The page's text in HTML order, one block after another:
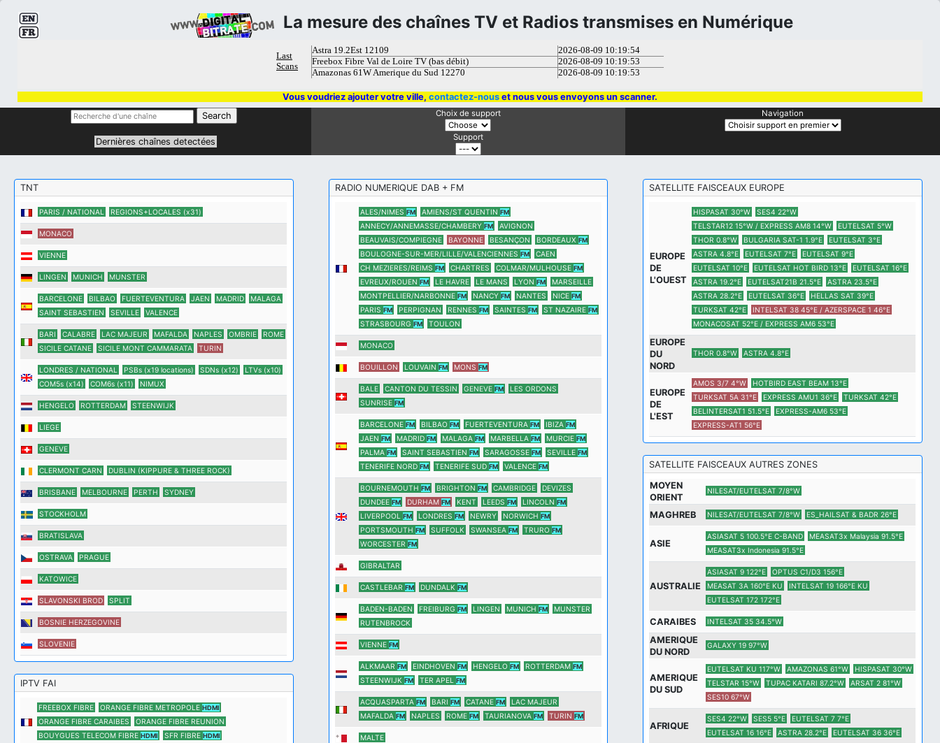
La mesure des chaînes TV et Radios transmises en Numérique
Vous voudriez ajouter votre ville, contactez-nous et nous vous envoyons un scanner.
Dernières chaînes detectées
Choix de support
Support
Navigation
TNT
PARIS / NATIONAL REGIONS+LOCALES (x31)
MONACO
VIENNE
LINGEN MUNICH MUNSTER
BARCELONE BILBAO FUERTEVENTURA JAEN MADRID
MALAGA
SAINT SEBASTIEN
SEVILLE VALENCE
BARI CALABRE LAC MAJEUR MAFALDA NAPLES OMBRIE
ROME
SICILE CATANE
SICILE MONT CAMMARATA TURIN
LONDRES / NATIONAL PSBs (x19 locations) SDNs (x12)
LTVs (x10)
COM5s (x14)
COM6s (x11) NIMUX
HENGELO ROTTERDAM STEENWIJK
LIEGE
GENEVE
CLERMONT CARN DUBLIN (KIPPURE & THREE ROCK)
BRISBANE MELBOURNE PERTH SYDNEY
STOCKHOLM
BRATISLAVA
OSTRAVA PRAGUE
KATOWICE
SLAVONSKI BROD SPLIT
BOSNIE HERZEGOVINE
SLOVENIE
IPTV FAI
FREEBOX FIBRE ORANGE FIBRE METROPOLE HDMI
ORANGE FIBRE CARAIBES
ORANGE FIBRE REUNION
BOUYGUES TELECOM FIBRE HDMI SFR FIBRE HDMI
RADIO NUMERIQUE DAB + FM
ALES/NIMES FM AMIENS/ST QUENTIN FM
ANNECY/ANNEMASSE/CHAMBERY FM
AVIGNON
BEAUVAIS/COMPIEGNE
BAYONNE BESANÇON BORDEAUX FM
BOULOGNE-SUR-MER/LILLE/VALENCIENNES FM
CAEN
CH MEZIERES/REIMS FM CHARTRES COLMAR/MULHOUSE FM
EVREUX/ROUEN FM LE HAVRE LE MANS LYON FM
MARSEILLE
MONTPELLIER/NARBONNE FM NANCY FM NANTES NICE FM
PARIS FM PERPIGNAN RENNES FM SAINTES FM ST NAZAIRE FM
STRASBOURG FM TOULON
MONACO
BOUILLON LOUVAIN FM MONS FM
BALE CANTON DU TESSIN GENEVE FM
LES ORDONS
SUNRISE FM
BARCELONE FM BILBAO FM FUERTEVENTURA FM IBIZA FM
JAEN FM MADRID FM MALAGA FM MARBELLA FM MURCIE FM
PALMA FM SAINT SEBASTIEN FM SARAGOSSE FM SEVILLE FM
TENERIFE NORD FM TENERIFE SUD FM VALENCE FM
BOURNEMOUTH FM BRIGHTON FM CAMBRIDGE
DEVIZES
DUNDEE FM DURHAM FM KENT LEEDS FM LINCOLN FM
LIVERPOOL FM LONDRES FM NEWRY NORWICH FM
PORTSMOUTH FM SUFFOLK SWANSEA FM TRURO FM
WORCESTER FM
GIBRALTAR
CASTLEBAR FM DUNDALK FM
BADEN-BADEN FREIBURG FM LINGEN MUNICH FM
MUNSTER
RUTENBROCK
VIENNE FM
ALKMAAR FM EINDHOVEN FM HENGELO FM ROTTERDAM FM
STEENWIJK FM TER APEL FM
ACQUASPARTA FM BARI FM CATANE FM
LAC MAJEUR
MAFALDA FM NAPLES ROME FM TAURIANOVA FM TURIN FM
MALTE
SATELLITE FAISCEAUX EUROPE
EUROPE
DE
L'OUEST
HISPASAT 30°W
SES4 22°W
TELSTAR12 15°W / EXPRESS AM8 14°W
EUTELSAT 5°W
THOR 0.8°W
BULGARIA SAT-1 1.9°E
EUTELSAT 3°E
ASTRA 4.8°E
EUTELSAT 7°E
EUTELSAT 9°E
EUTELSAT 10°E
EUTELSAT HOT BIRD 13°E
EUTELSAT 16°E
ASTRA 19.2°E
EUTELSAT21B 21.5°E
ASTRA 23.5°E
ASTRA 28.2°E
EUTELSAT 36°E
HELLAS SAT 39°E
TURKSAT 42°E
INTELSAT 38 45°E / AZERSPACE 1 46°E
MONACOSAT 52°E / EXPRESS AM6 53°E
EUROPE
DU
NORD
THOR 0.8°W ASTRA 4.8°E
EUROPE
DE
L'EST
AMOS 3/7 4°W
HOTBIRD EAST BEAM 13°E
TURKSAT 5A 31°E
EXPRESS AMU1 36°E
TURKSAT 42°E
BELINTERSAT1 51.5°E
EXPRESS-AM6 53°E
EXPRESS-AT1 56°E
SATELLITE FAISCEAUX AUTRES ZONES
MOYEN
ORIENT
NILESAT/EUTELSAT 7/8°W
MAGHREB NILESAT/EUTELSAT 7/8°W ES_HAILSAT & BADR 26°E
ASIE
ASIASAT 5 100.5°E C-BAND
MEASAT3x Malaysia 91.5°E
MEASAT3x Indonesia 91.5°E
AUSTRALIE
ASIASAT 9 122°E
OPTUS C1/D3 156°E
MEASAT 3A 160°E KU
INTELSAT 19 166°E KU
EUTELSAT 172 172°E
CARAIBES INTELSAT 35 34.5°W
AMERIQUE
DU NORD
GALAXY 19 97°W
AMERIQUE
DU SUD
EUTELSAT KU 117°W AMAZONAS 61°W
HISPASAT 30°W
TELSTAR 15°W
TUPAC KATARI 87.2°W
ARSAT 2 81°W
SES10 67°W
AFRIQUE
SES4 22°W SES5 5°E
EUTELSAT 7 7°E
EUTELSAT 16 16°E
ASTRA 28.2°E EUTELSAT 36 36°E